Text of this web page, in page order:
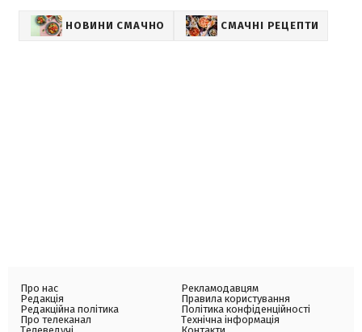
НОВИНИ СМАЧНО СМАЧНІ РЕЦЕПТИ
Про нас
Редакція
Редакційна політика
Про телеканал
Рекламодавцям
Правила користування
Політика конфіденційності
Технічна інформація